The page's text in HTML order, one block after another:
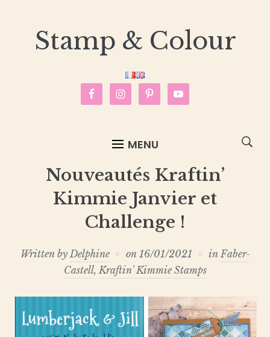
Stamp & Colour
MENU
Nouveautés Kraftin’
Kimmie Janvier et
Challenge !
Written byDelphine on 16/01/2021 inFaber-
Castell,Kraftin' Kimmie Stamps